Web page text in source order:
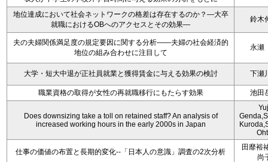
地位達成において社会ネットワークの格差は存在するのか？―大卒
就職におけるOBへのアクセスとその効果―
鈴木
夫の夫婦関係満足度の規定要因に関する分析――夫婦の社会経済的
地位の組み合わせに注目して
永
大学・短大中退が正社員就業と獲得賃金に与える効果の検討 下瀬
職業資格の取得が女性の再就職移行にもたらす効果 池田
Does downsizing take a toll on retained staff? An analysis of
increased working hours in the early 2000s in Japan
仕事の価値の布置と長期的変化--「日本人の意識」調査の2次分析
田靡裕
尚